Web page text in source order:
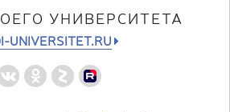
УНИВЕРСИТЕТА
UNIVERSITET.RU